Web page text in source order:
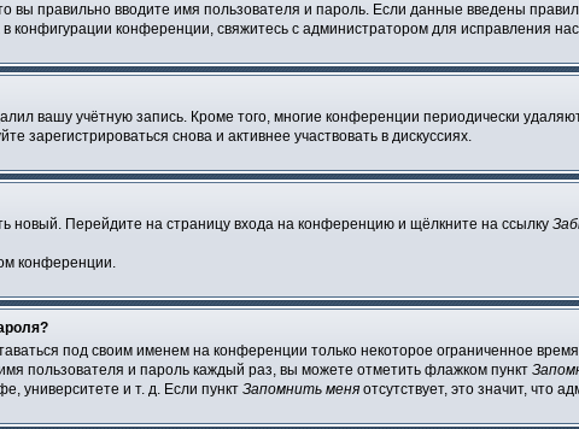
вы правильно вводите имя пользователя и пароль. Если данные введены
конференции, свяжитесь с администратором для исправления
вашу учётную запись. Кроме того, многие конференции периодически
снова и активнее участвовать в дискуссиях.
новый. Перейдите на страницу входа на конференцию и щёлкните на ссылку
конференции.
под своим именем на конференции только некоторое ограниченное
пользователя и пароль каждый раз, вы можете отметить флажком пункт
университете и т. д. Если пункт Запомнить меня отсутствует, это значит, что